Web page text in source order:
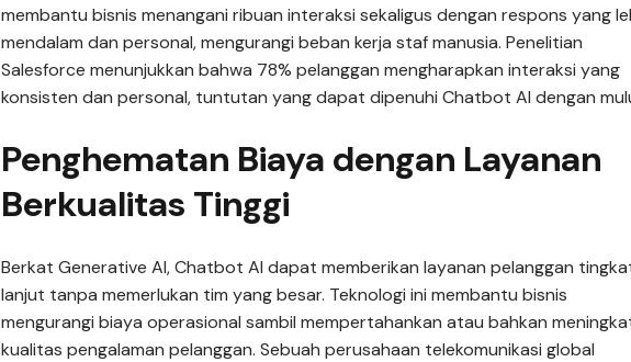
membantu bisnis menangani ribuan interaksi sekaligus dengan respons yang
mendalam dan personal, mengurangi beban kerja staf manusia. Penelitian
Salesforce menunjukkan bahwa 78% pelanggan mengharapkan interaksi yang
konsisten dan personal, tuntutan yang dapat dipenuhi Chatbot AI dengan
Penghematan Biaya dengan Layanan
Berkualitas Tinggi
Berkat Generative AI, Chatbot AI dapat memberikan layanan pelanggan
lanjut tanpa memerlukan tim yang besar. Teknologi ini membantu bisnis
mengurangi biaya operasional sambil mempertahankan atau bahkan
kualitas pengalaman pelanggan. Sebuah perusahaan telekomunikasi global